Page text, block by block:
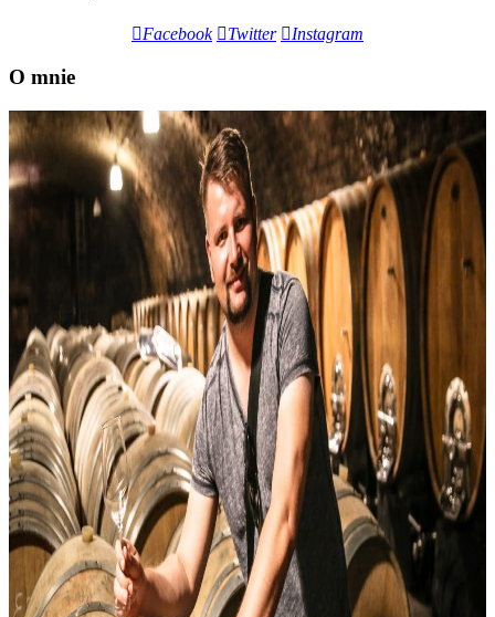
Facebook Twitter Instagram
O mnie